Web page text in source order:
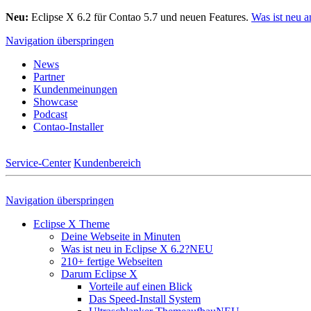
Neu: Eclipse X 6.2 für Contao 5.7 und neuen Features. Was ist neu
Navigation überspringen
News
Partner
Kundenmeinungen
Showcase
Podcast
Contao-Installer
Service-Center Kundenbereich
Navigation überspringen
Eclipse X Theme
Deine Webseite in Minuten
Was ist neu in Eclipse X 6.2?NEU
210+ fertige Webseiten
Darum Eclipse X
Vorteile auf einen Blick
Das Speed-Install System